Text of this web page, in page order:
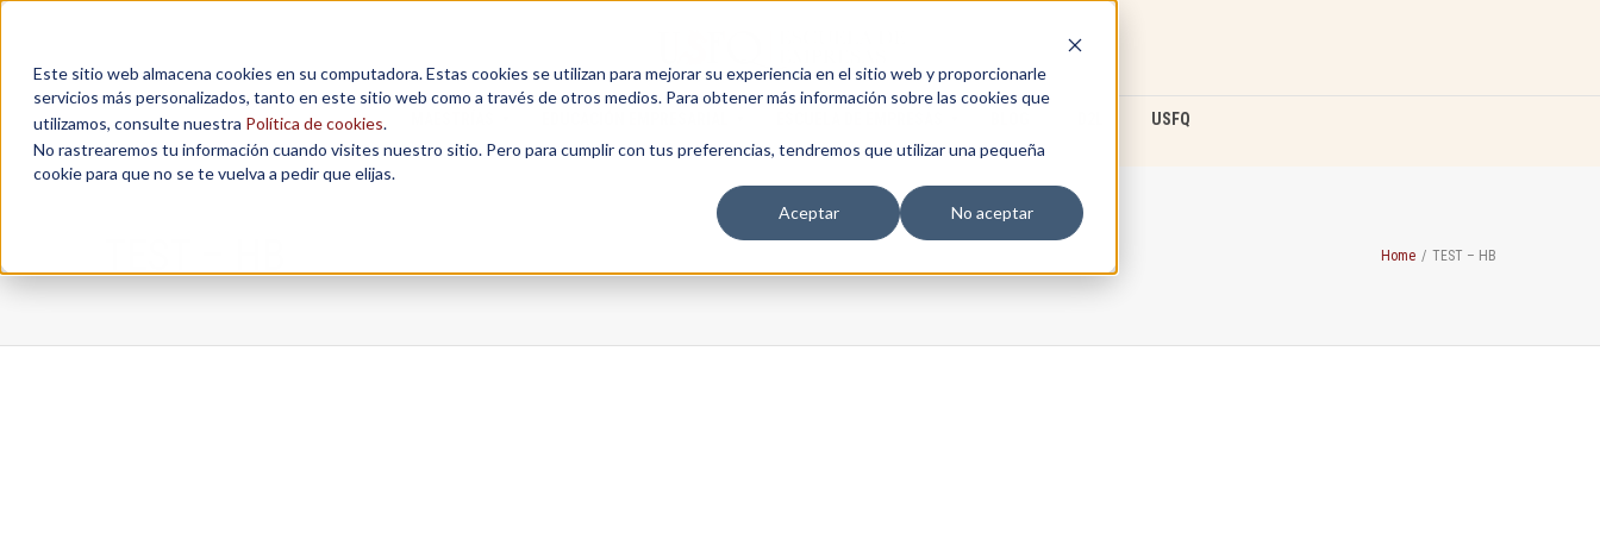
Este sitio web almacena cookies en su computadora. Estas cookies se utilizan para mejorar su experiencia en el sitio web y proporcionarle
servicios más personalizados, tanto en este sitio web como a través de otros medios. Para obtener más información sobre las cookies que
utilizamos, consulte nuestra Política de cookies.
No rastrearemos tu información cuando visites nuestro sitio. Pero para cumplir con tus preferencias, tendremos que utilizar una pequeña
cookie para que no se te vuelva a pedir que elijas.
Aceptar
No aceptar
USFQ
Home / TEST – HB